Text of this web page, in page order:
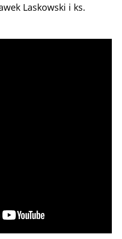
Laskowski i ks.